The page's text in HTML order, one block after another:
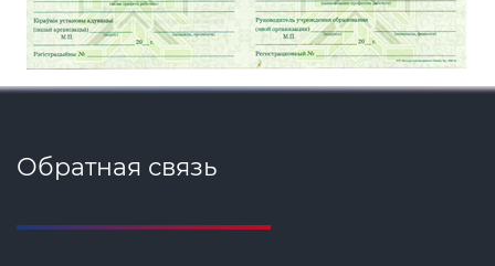
Обратная связь